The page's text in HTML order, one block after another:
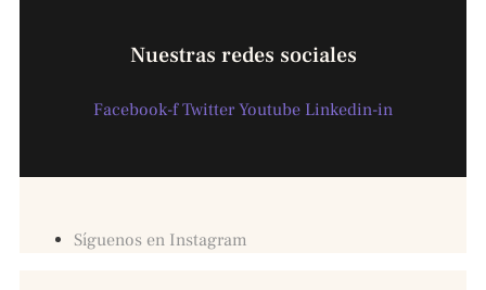
Nuestras redes sociales
Facebook-f Twitter Youtube Linkedin-in
Síguenos en Instagram